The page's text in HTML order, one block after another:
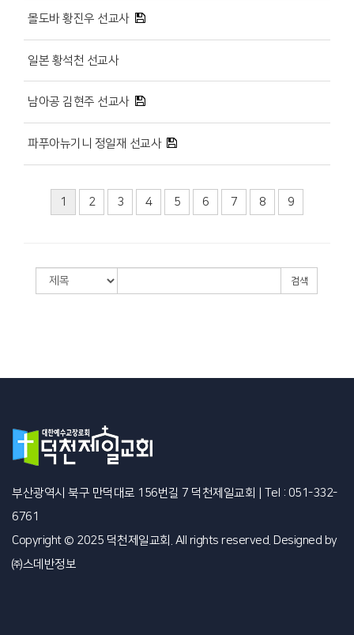
몰도바 황진우 선교사
일본 황석천 선교사
남아공 김현주 선교사
파푸아뉴기니 정일재 선교사
1 2 3 4 5 6 7 8 9
검색
부산광역시 북구 만덕대로 156번길 7 덕천제일교회
Tel : 051-332-
6761
Copyright © 2025 덕천제일교회. All rights reserved. Designed by
㈜스데반정보